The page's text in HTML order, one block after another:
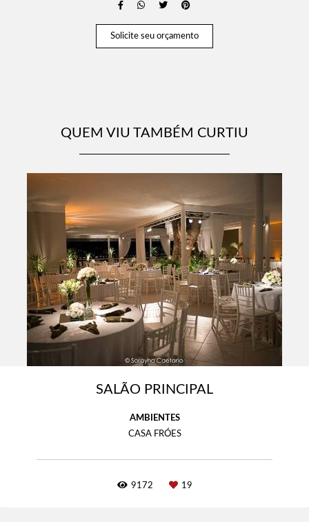
Solicite seu orçamento
QUEM VIU TAMBÉM CURTIU
SALÃO PRINCIPAL
AMBIENTES
CASA FRÓES
9172 19